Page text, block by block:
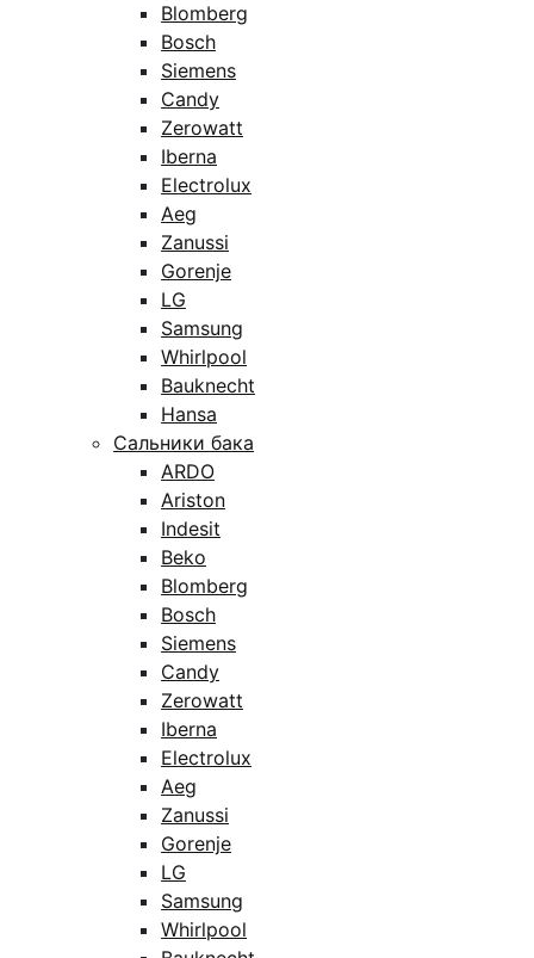
Blomberg
Bosch
Siemens
Candy
Zerowatt
Iberna
Electrolux
Aeg
Zanussi
Gorenje
LG
Samsung
Whirlpool
Bauknecht
Hansa
Сальники бака
ARDO
Ariston
Indesit
Beko
Blomberg
Bosch
Siemens
Candy
Zerowatt
Iberna
Electrolux
Aeg
Zanussi
Gorenje
LG
Samsung
Whirlpool